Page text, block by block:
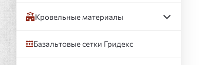
Кровельные материалы
Базальтовые сетки Гридекс